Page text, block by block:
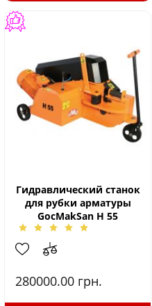
Гидравлический станок
для рубки арматуры
GocMakSan H 55
280000.00 грн.